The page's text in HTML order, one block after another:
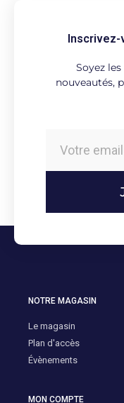
Soyez
nouveautés,
NOTRE MAGASIN
Le magasin
Plan d'accès
Évènements
MON COMPTE